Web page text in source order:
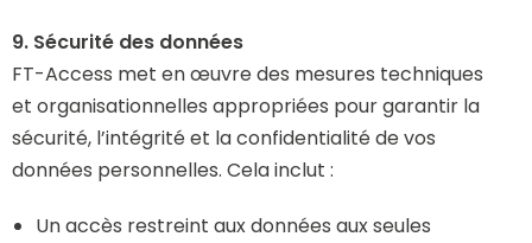
9. Sécurité des données
FT-Access met en œuvre des mesures techniques
et organisationnelles appropriées pour garantir la
sécurité, l’intégrité et la confidentialité de vos
données personnelles. Cela inclut :
Un accès restreint aux données aux seules